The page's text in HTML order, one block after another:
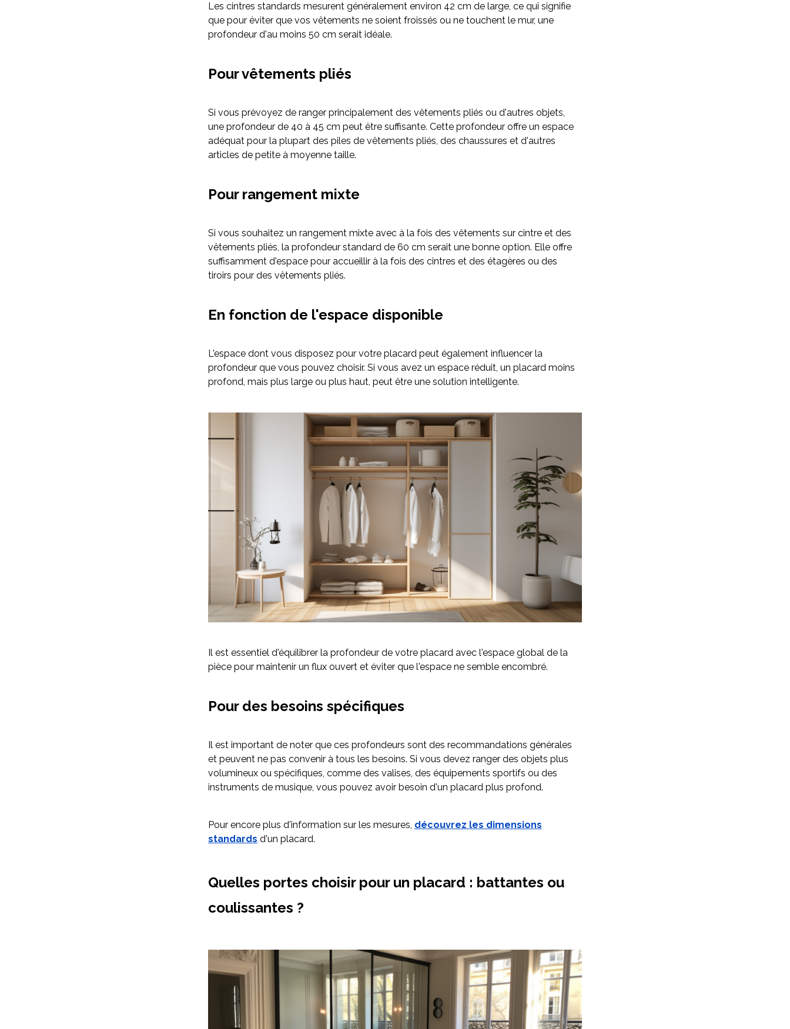
Les cintres standards mesurent généralement environ 42 cm de large, ce qui signifie
que pour éviter que vos vêtements ne soient froissés ou ne touchent le mur, une
profondeur d'au moins 50 cm serait idéale.
Pour vêtements pliés
Si vous prévoyez de ranger principalement des vêtements pliés ou d'autres objets,
une profondeur de 40 à 45 cm peut être suffisante. Cette profondeur offre un espace
adéquat pour la plupart des piles de vêtements pliés, des chaussures et d'autres
articles de petite à moyenne taille.
Pour rangement mixte
Si vous souhaitez un rangement mixte avec à la fois des vêtements sur cintre et des
vêtements pliés, la profondeur standard de 60 cm serait une bonne option. Elle offre
suffisamment d'espace pour accueillir à la fois des cintres et des étagères ou des
tiroirs pour des vêtements pliés.
En fonction de l'espace disponible
L'espace dont vous disposez pour votre placard peut également influencer la
profondeur que vous pouvez choisir. Si vous avez un espace réduit, un placard moins
profond, mais plus large ou plus haut, peut être une solution intelligente.
Il est essentiel d'équilibrer la profondeur de votre placard avec l'espace global de la
pièce pour maintenir un flux ouvert et éviter que l'espace ne semble encombré.
Pour des besoins spécifiques
Il est important de noter que ces profondeurs sont des recommandations générales
et peuvent ne pas convenir à tous les besoins. Si vous devez ranger des objets plus
volumineux ou spécifiques, comme des valises, des équipements sportifs ou des
instruments de musique, vous pouvez avoir besoin d'un placard plus profond.
Pour encore plus d'information sur les mesures, découvrez les dimensions
standards d'un placard.
Quelles portes choisir pour un placard : battantes ou
coulissantes ?